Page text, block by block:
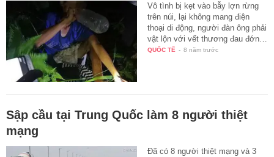
Vô tình bị kẹt vào bẫy lợn rừng
trên núi, lại không mang điện
thoại di động, người đàn ông phải
vật lộn với vết thương đau đớn…
QUỐC TẾ - 8 năm trước
Sập cầu tại Trung Quốc làm 8 người thiệt
mạng
Đã có 8 người thiệt mạng và 3